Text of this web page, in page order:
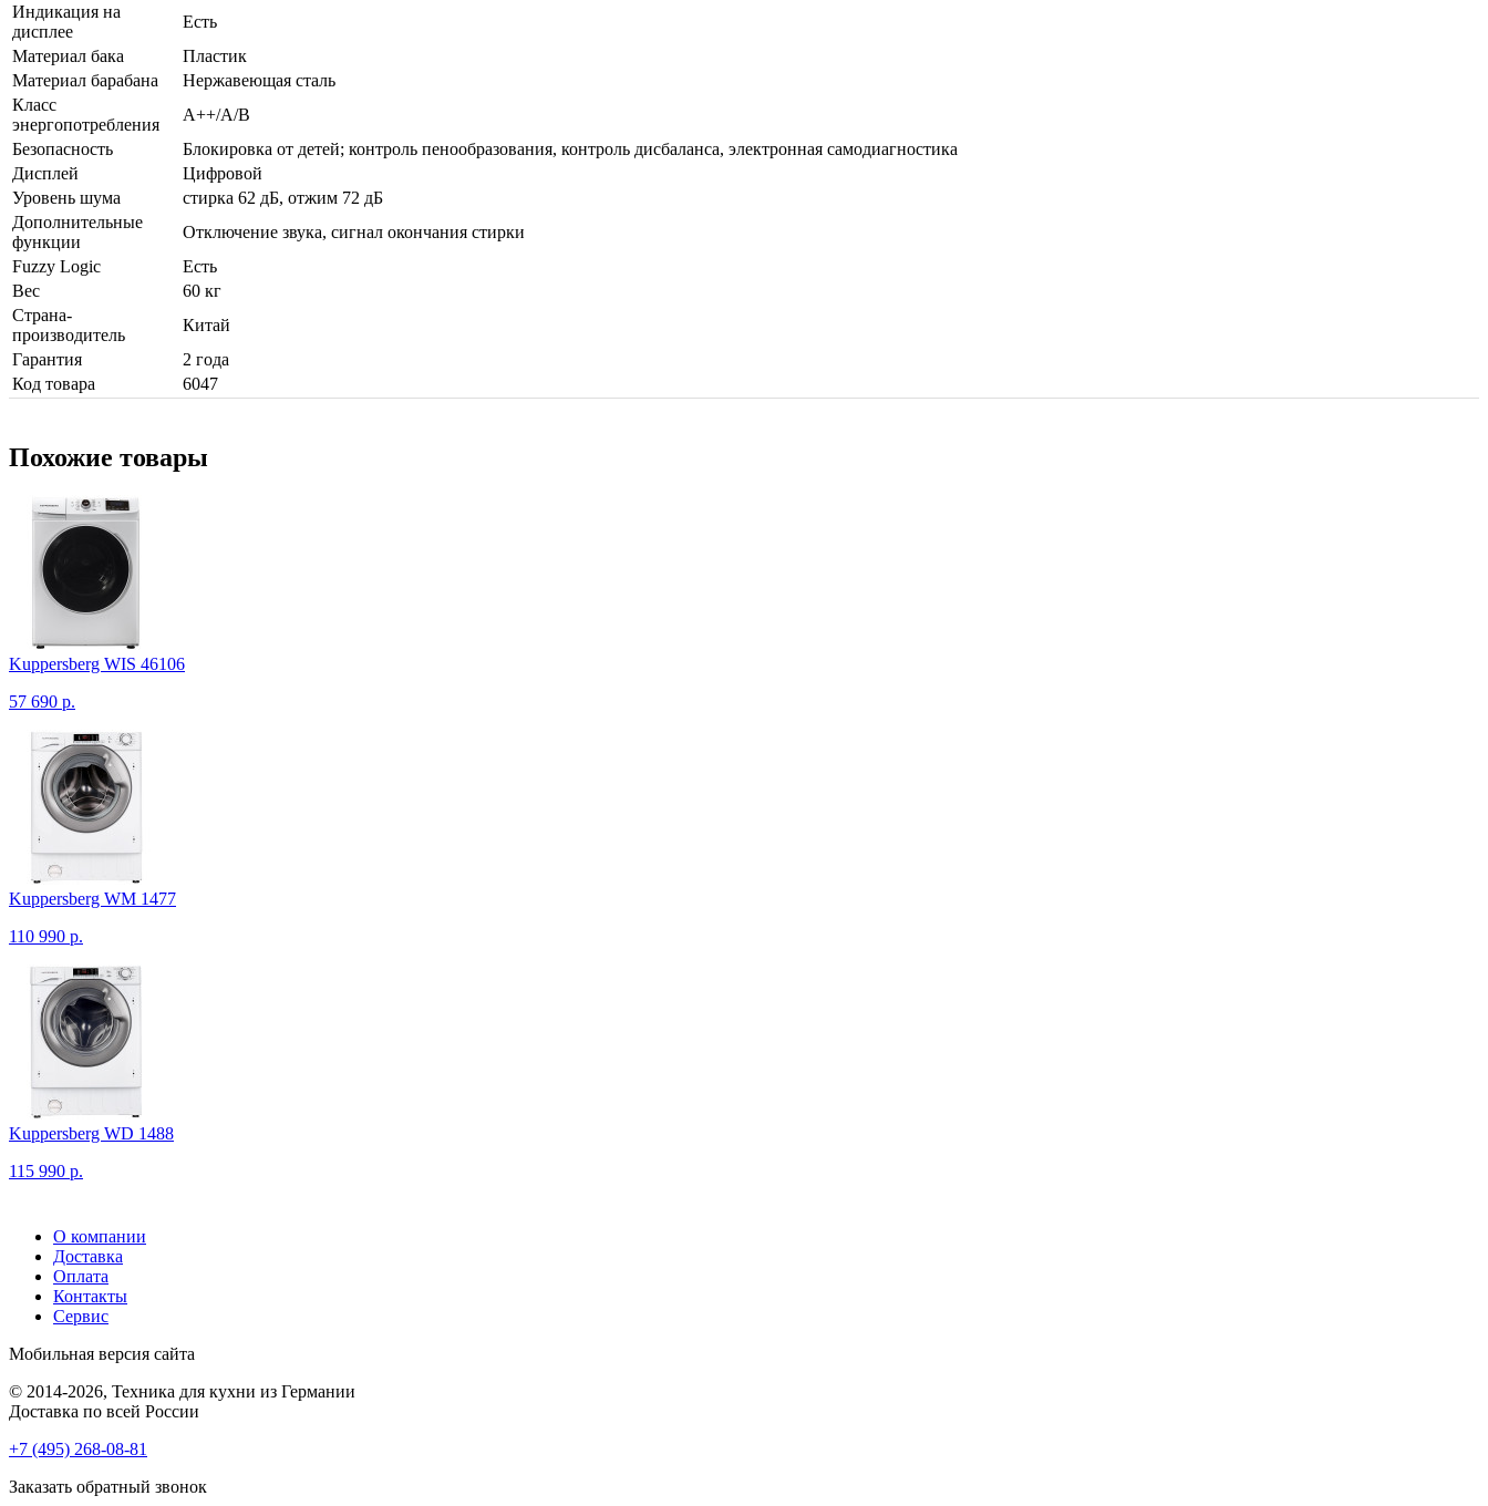
Индикация на
дисплее
Есть
Материал бака
Пластик
Материал барабана
Нержавеющая сталь
Класс
энергопотребления
А++/А/В
Безопасность
Блокировка от детей; контроль пенообразования, контроль дисбаланса, электронная самодиагностика
Дисплей
Цифровой
Уровень шума
стирка 62 дБ, отжим 72 дБ
Дополнительные
функции
Отключение звука, сигнал окончания стирки
Fuzzy Logic
Есть
Вес
60 кг
Страна-
производитель
Китай
Гарантия
2 года
Код товара
6047
Похожие товары
Kuppersberg WIS 46106
57 690 р.
Kuppersberg WM 1477
110 990 р.
Kuppersberg WD 1488
115 990 р.
О компании
Доставка
Оплата
Контакты
Сервис
Мобильная версия сайта
© 2014-2026, Техника для кухни из Германии
Доставка по всей России
+7 (495) 268-08-81
Заказать обратный звонок